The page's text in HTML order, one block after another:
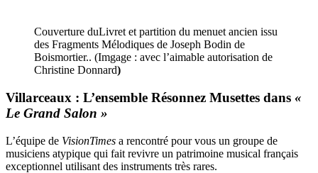
Couverture duLivret et partition du menuet ancien issu
des Fragments Mélodiques de Joseph Bodin de
Boismortier.. (Imgage : avec l’aimable autorisation de
Christine Donnard)
Villarceaux : L’ensemble Résonnez Musettes dans «
Le Grand Salon »
L’équipe de VisionTimes a rencontré pour vous un groupe de
musiciens atypique qui fait revivre un patrimoine musical français
exceptionnel utilisant des instruments très rares.